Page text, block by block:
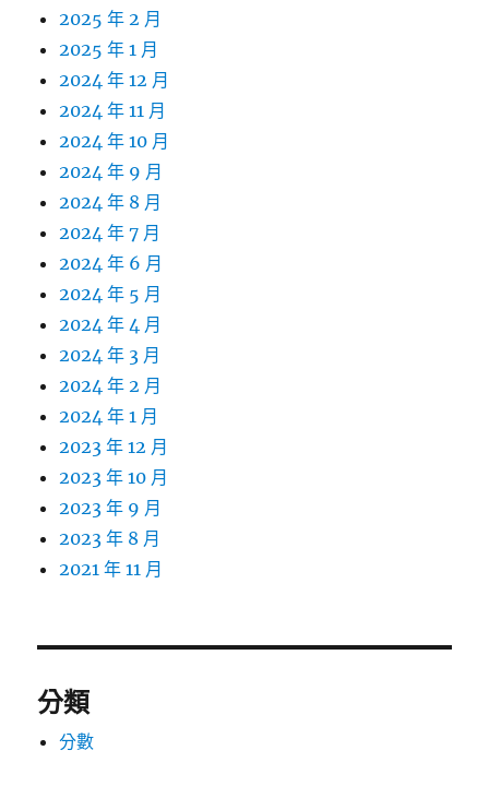
2025 年 2 月
2025 年 1 月
2024 年 12 月
2024 年 11 月
2024 年 10 月
2024 年 9 月
2024 年 8 月
2024 年 7 月
2024 年 6 月
2024 年 5 月
2024 年 4 月
2024 年 3 月
2024 年 2 月
2024 年 1 月
2023 年 12 月
2023 年 10 月
2023 年 9 月
2023 年 8 月
2021 年 11 月
分類
分數